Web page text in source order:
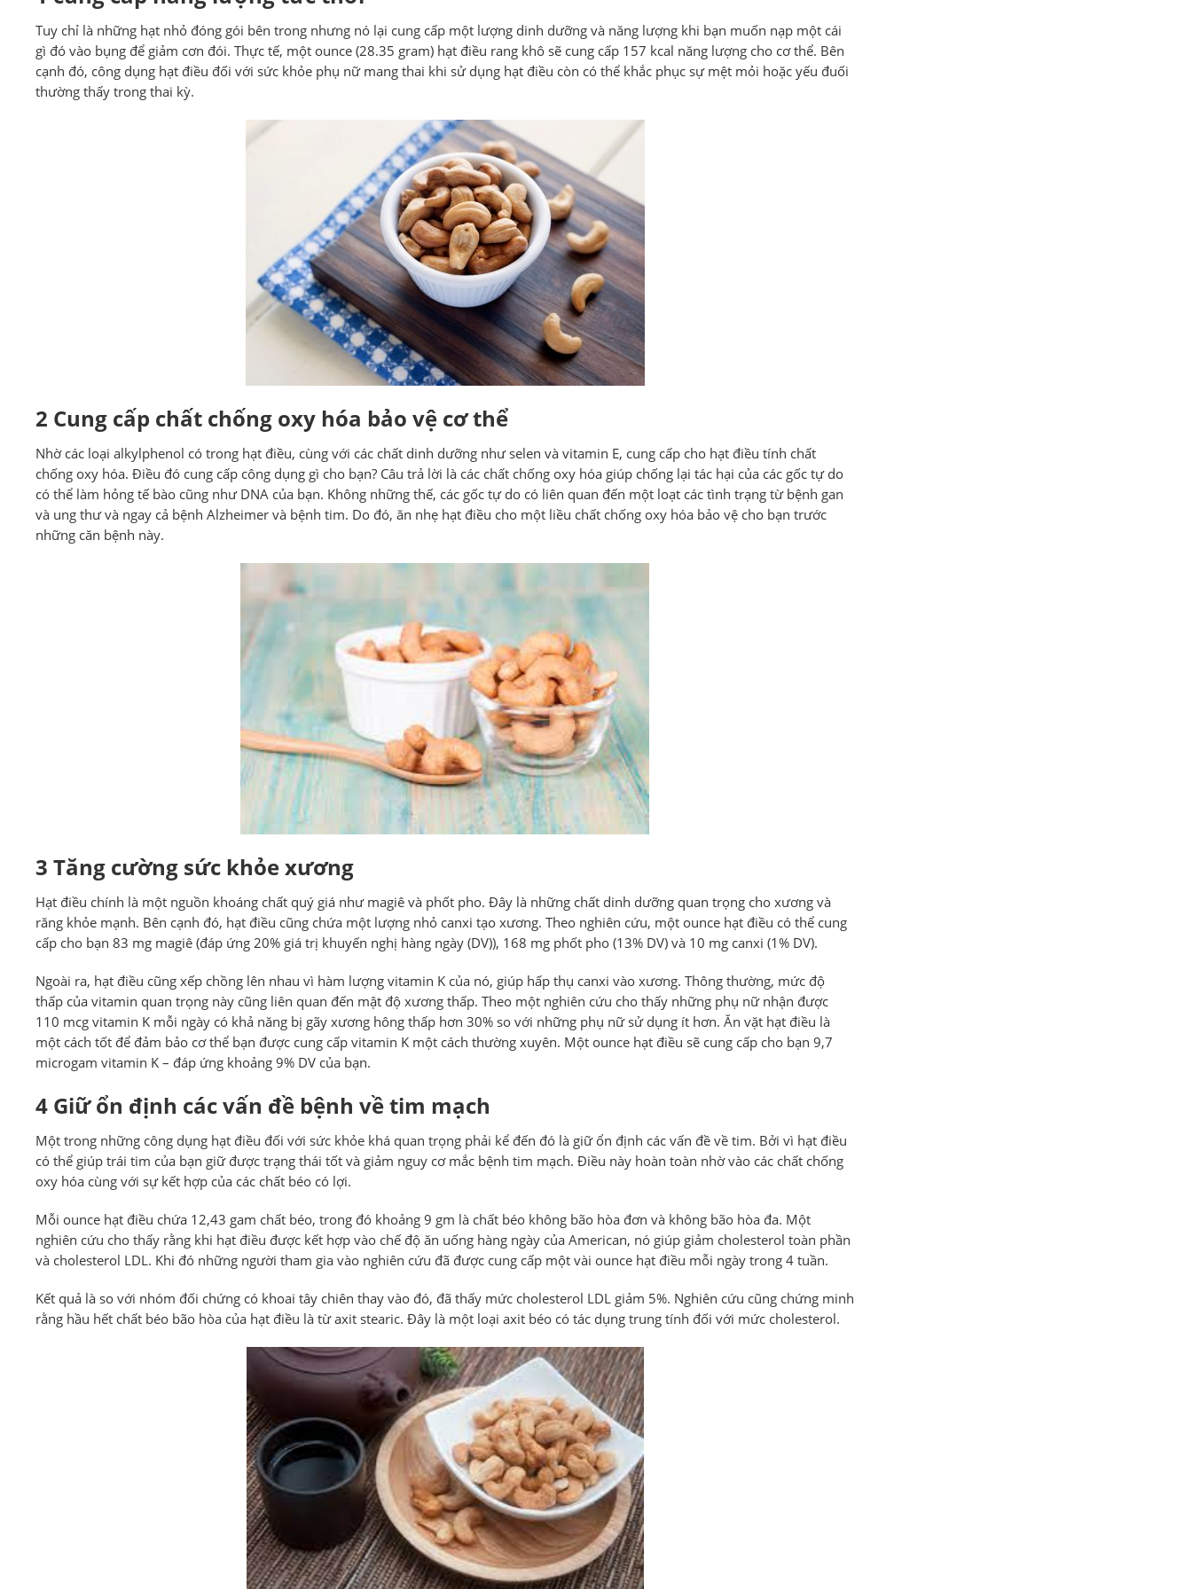
Tuy chỉ là những hạt nhỏ đóng gói bên trong nhưng nó lại cung cấp một lượng dinh dưỡng và năng lượng khi bạn muốn nạp một cái
gì đó vào bụng để giảm cơn đói. Thực tế, một ounce (28.35 gram) hạt điều rang khô sẽ cung cấp 157 kcal năng lượng cho cơ thể. Bên
cạnh đó, công dụng hạt điều đối với sức khỏe phụ nữ mang thai khi sử dụng hạt điều còn có thể khắc phục sự mệt mỏi hoặc yếu đuối
thường thấy trong thai kỳ.
2 Cung cấp chất chống oxy hóa bảo vệ cơ thể
Nhờ các loại alkylphenol có trong hạt điều, cùng với các chất dinh dưỡng như selen và vitamin E, cung cấp cho hạt điều tính chất
chống oxy hóa. Điều đó cung cấp công dụng gì cho bạn? Câu trả lời là các chất chống oxy hóa giúp chống lại tác hại của các gốc tự do
có thể làm hỏng tế bào cũng như DNA của bạn. Không những thế, các gốc tự do có liên quan đến một loạt các tình trạng từ bệnh gan
và ung thư và ngay cả bệnh Alzheimer và bệnh tim. Do đó, ăn nhẹ hạt điều cho một liều chất chống oxy hóa bảo vệ cho bạn trước
những căn bệnh này.
3 Tăng cường sức khỏe xương
Hạt điều chính là một nguồn khoáng chất quý giá như magiê và phốt pho. Đây là những chất dinh dưỡng quan trọng cho xương và
răng khỏe mạnh. Bên cạnh đó, hạt điều cũng chứa một lượng nhỏ canxi tạo xương. Theo nghiên cứu, một ounce hạt điều có thể cung
cấp cho bạn 83 mg magiê (đáp ứng 20% ​​giá trị khuyến nghị hàng ngày (DV)), 168 mg phốt pho (13% DV) và 10 mg canxi (1% DV).
Ngoài ra, hạt điều cũng xếp chồng lên nhau vì hàm lượng vitamin K của nó, giúp hấp thụ canxi vào xương. Thông thường, mức độ
thấp của vitamin quan trọng này cũng liên quan đến mật độ xương thấp. Theo một nghiên cứu cho thấy những phụ nữ nhận được
110 mcg vitamin K mỗi ngày có khả năng bị gãy xương hông thấp hơn 30% so với những phụ nữ sử dụng ít hơn. Ăn vặt hạt điều là
một cách tốt để đảm bảo cơ thể bạn được cung cấp vitamin K một cách thường xuyên. Một ounce hạt điều sẽ cung cấp cho bạn 9,7
microgam vitamin K – đáp ứng khoảng 9% DV của bạn.
4 Giữ ổn định các vấn đề bệnh về tim mạch
Một trong những công dụng hạt điều đối với sức khỏe khá quan trọng phải kể đến đó là giữ ổn định các vấn đề về tim. Bởi vì hạt điều
có thể giúp trái tim của bạn giữ được trạng thái tốt và giảm nguy cơ mắc bệnh tim mạch. Điều này hoàn toàn nhờ vào các chất chống
oxy hóa cùng với sự kết hợp của các chất béo có lợi.
Mỗi ounce hạt điều chứa 12,43 gam chất béo, trong đó khoảng 9 gm là chất béo không bão hòa đơn và không bão hòa đa. Một
nghiên cứu cho thấy rằng khi hạt điều được kết hợp vào chế độ ăn uống hàng ngày của American, nó giúp giảm cholesterol toàn phần
và cholesterol LDL. Khi đó những người tham gia vào nghiên cứu đã được cung cấp một vài ounce hạt điều mỗi ngày trong 4 tuần.
Kết quả là so với nhóm đối chứng có khoai tây chiên thay vào đó, đã thấy mức cholesterol LDL giảm 5%. Nghiên cứu cũng chứng minh
rằng hầu hết chất béo bão hòa của hạt điều là từ axit stearic. Đây là một loại axit béo có tác dụng trung tính đối với mức cholesterol.